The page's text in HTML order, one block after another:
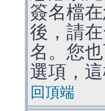
簽名檔
後，請
名。您
選項，
回頂端